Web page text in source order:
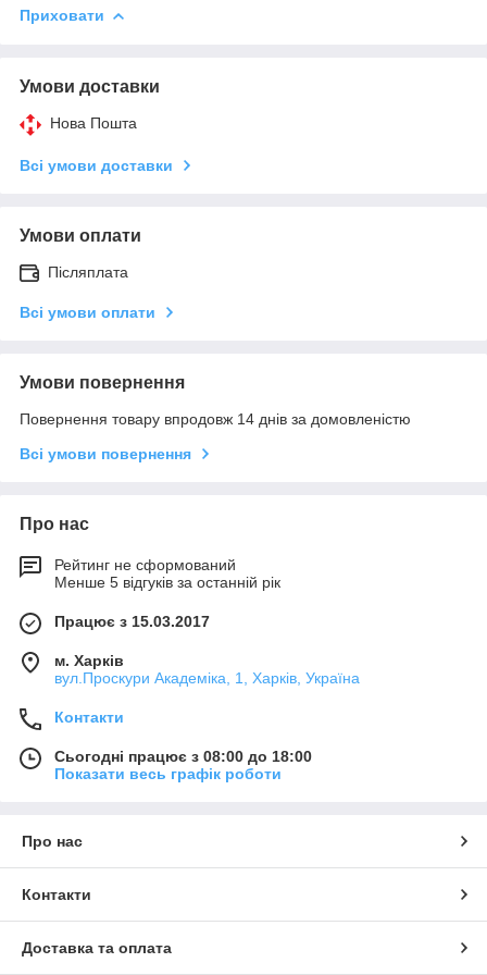
Приховати
Умови доставки
Нова Пошта
Всі умови доставки
Умови оплати
Післяплата
Всі умови оплати
Умови повернення
Повернення товару впродовж 14 днів за домовленістю
Всі умови повернення
Про нас
Рейтинг не сформований
Менше 5 відгуків за останній рік
Працює з 15.03.2017
м. Харків
вул.Проскури Академіка, 1, Харків, Україна
Контакти
Сьогодні працює з 08:00 до 18:00
Показати весь графік роботи
Про нас
Контакти
Доставка та оплата